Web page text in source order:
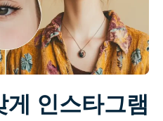
게 인스타그램